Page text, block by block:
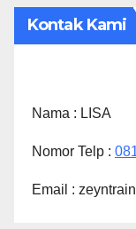
Kontak Kami
Nama : LISA
Nomor Telp :
Email :